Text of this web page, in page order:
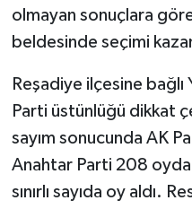
olmayan sonuçlara
beldesinde seçimi
Reşadiye ilçesine
Parti üstünlüğü dikkat
sayım sonucunda AK
Anahtar Parti 208
sınırlı sayıda oy aldı.